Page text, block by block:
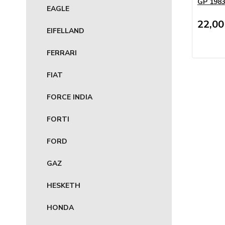
EAGLE
EIFELLAND
FERRARI
FIAT
FORCE INDIA
FORTI
FORD
GAZ
HESKETH
HONDA